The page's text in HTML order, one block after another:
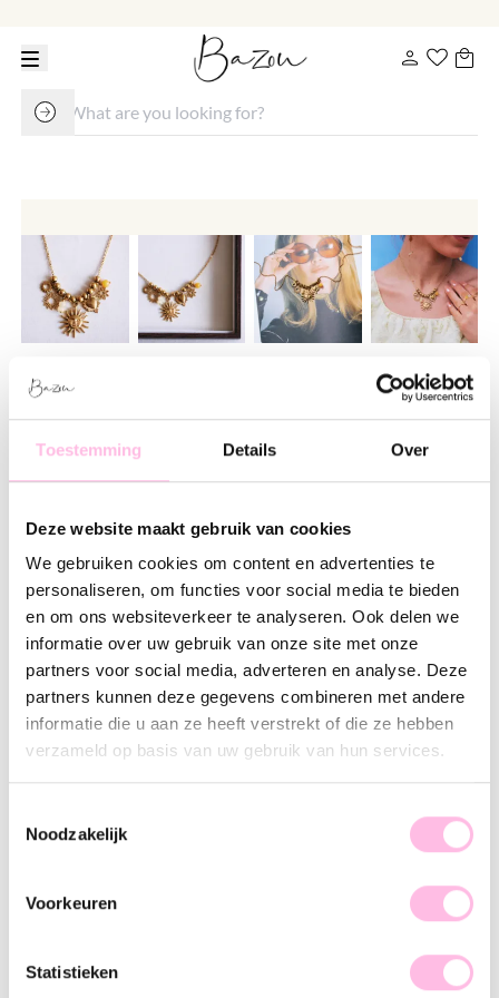
Toestemming Details Over
Deze website maakt gebruik van cookies
We gebruiken cookies om content en advertenties te
personaliseren, om functies voor social media te bieden
en om ons websiteverkeer te analyseren. Ook delen we
informatie over uw gebruik van onze site met onze
partners voor social media, adverteren en analyse. Deze
partners kunnen deze gegevens combineren met andere
informatie die u aan ze heeft verstrekt of die ze hebben
verzameld op basis van uw gebruik van hun services.
Noodzakelijk
Voorkeuren
Statistieken
Beaded necklace with charms
‘Kissed by the Sun’
€ 24.95
Gold Gold
Shipping from €1.95
100% waterproof
SKU
Charm necklaces are totally in, and we understand why! This
cool necklace completes every outfit. Go for it!
This awesome statement necklace with various charms goes
with every outfit. Take your look to the next level and